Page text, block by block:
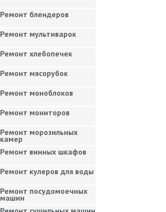
Ремонт блендеров
Ремонт мультиварок
Ремонт хлебопечек
Ремонт мясорубок
Ремонт моноблоков
Ремонт мониторов
Ремонт морозильных
камер
Ремонт винных шкафов
Ремонт кулеров для воды
Ремонт посудомоечных
машин